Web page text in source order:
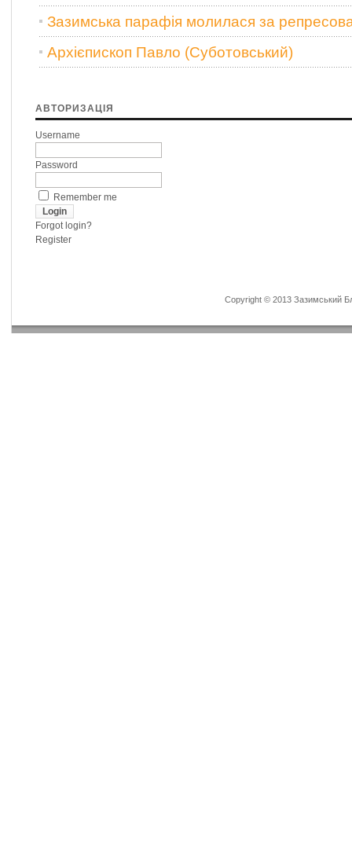
Зазимська парафія молилася за
Архієпископ Павло (Суботовський)
АВТОРИЗАЦІЯ
Username
Password
Remember me
Forgot login?
Register
Copyright © 2013 Зазимський